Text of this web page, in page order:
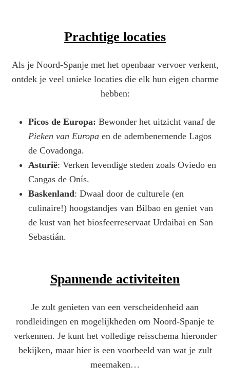
Prachtige locaties
Als je Noord-Spanje met het openbaar vervoer verkent,
ontdek je veel unieke locaties die elk hun eigen charme
hebben:
Picos de Europa: Bewonder het uitzicht vanaf de
Pieken van Europa en de adembenemende Lagos
de Covadonga.
Asturië: Verken levendige steden zoals Oviedo en
Cangas de Onís.
Baskenland: Dwaal door de culturele (en
culinaire!) hoogstandjes van Bilbao en geniet van
de kust van het biosfeerreservaat Urdaibai en San
Sebastián.
Spannende activiteiten
Je zult genieten van een verscheidenheid aan
rondleidingen en mogelijkheden om Noord-Spanje te
verkennen. Je kunt het volledige reisschema hieronder
bekijken, maar hier is een voorbeeld van wat je zult
meemaken…